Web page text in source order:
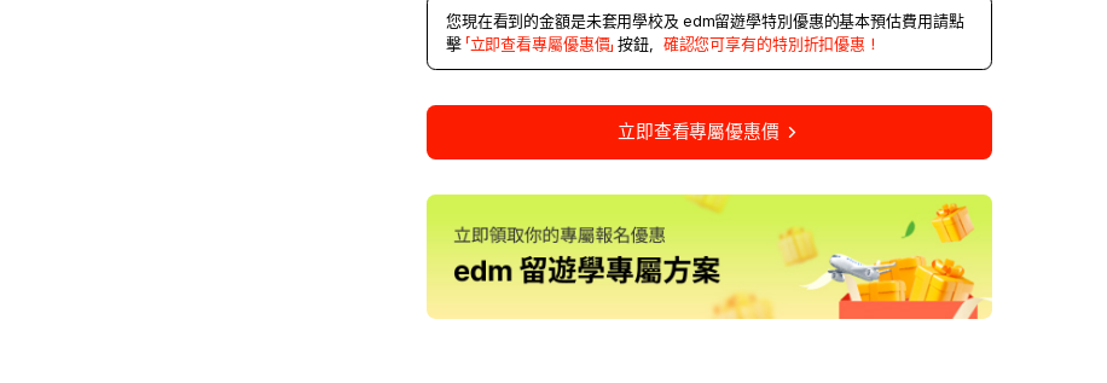
您現在看到的金額是未套用學校及 edm留遊學特別優惠的基本預估費用請點
擊 「立即查看專屬優惠價」 按鈕， 確認您可享有的特別折扣優惠！
立即查看專屬優惠價